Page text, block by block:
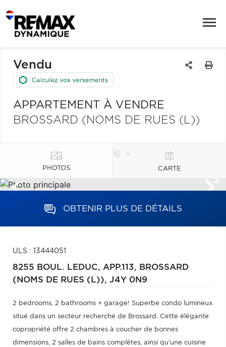
Vendu
APPARTEMENT À VENDRE
BROSSARD (NOMS DE RUES (L))
PHOTOS CARTE
OBTENIR PLUS DE DÉTAILS
ULS : 13444051
8255 BOUL. LEDUC, APP.113, BROSSARD
(NOMS DE RUES (L)), J4Y 0N9
2 bedrooms, 2 bathrooms + garage! Superbe condo lumineux
situé dans un secteur recherché de Brossard. Cette élégante
copropriété offre 2 chambres à coucher de bonnes
dimensions, 2 salles de bains complètes, ainsi qu'une cuisine